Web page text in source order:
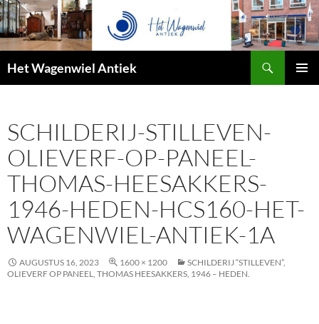
Het Wagenwiel Antiek
SCHILDERIJ-STILLEVEN-
OLIEVERF-OP-PANEEL-
THOMAS-HEESAKKERS-
1946-HEDEN-HCS160-HET-
WAGENWIEL-ANTIEK-1A
AUGUSTUS 16, 2023 1600 × 1200
SCHILDERIJ “STILLEVEN”,
OLIEVERF OP PANEEL, THOMAS HEESAKKERS, 1946 – HEDEN.